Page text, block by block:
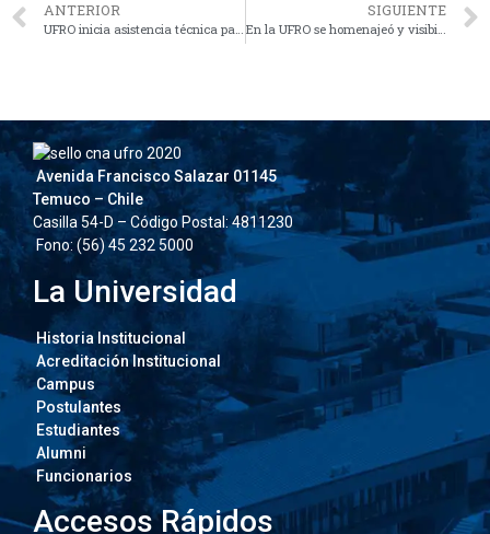
ANTERIOR
UFRO inicia asistencia técnica para propuesta de Plan Estratégico de Fondo de Desarrollo Indígena de CONADI
SIGUIENTE
En la UFRO se homenajeó y visibilizó a mujeres científicas vinculando la ciencia y el arte
Avenida Francisco Salazar 01145
Temuco – Chile
Casilla 54-D – Código Postal: 4811230
Fono: (56) 45 232 5000
La Universidad
Historia Institucional
Acreditación Institucional
Campus
Postulantes
Estudiantes
Alumni
Funcionarios
Accesos Rápidos